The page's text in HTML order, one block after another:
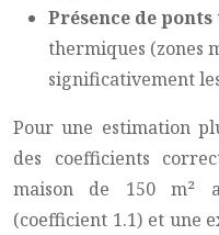
Présence de
thermiques (zones
significativement
Pour une estimation
des coefficients
maison de 150 m²
(coefficient 1.1) et une